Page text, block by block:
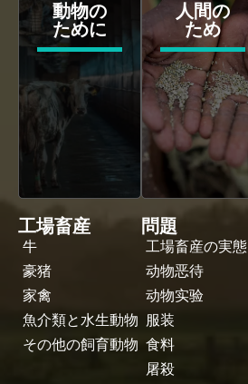
動物の
ために
人間の
ため
工場畜産
牛
豪猪
家禽
魚介類と水生動物
その他の飼育動物
問題
工場畜産の実態
动物恶待
动物实验
服装
食料
屠殺